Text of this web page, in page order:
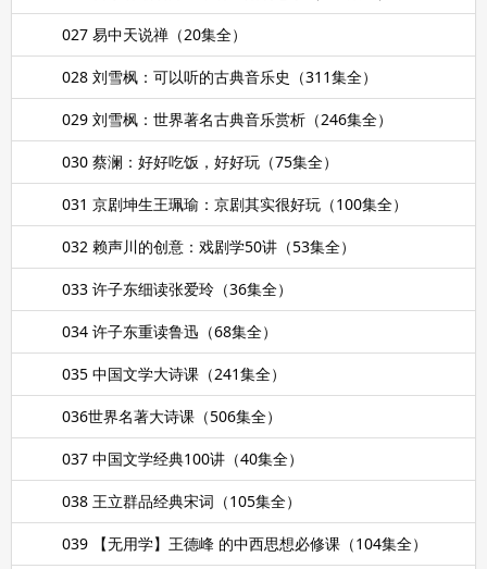
027 易中天说禅（20集全）
028 刘雪枫：可以听的古典音乐史（311集全）
029 刘雪枫：世界著名古典音乐赏析（246集全）
030 蔡澜：好好吃饭，好好玩（75集全）
031 京剧坤生王珮瑜：京剧其实很好玩（100集全）
032 赖声川的创意：戏剧学50讲（53集全）
033 许子东细读张爱玲（36集全）
034 许子东重读鲁迅（68集全）
035 中国文学大诗课（241集全）
036世界名著大诗课（506集全）
037 中国文学经典100讲（40集全）
038 王立群品经典宋词（105集全）
039 【无用学】王德峰 的中西思想必修课（104集全）